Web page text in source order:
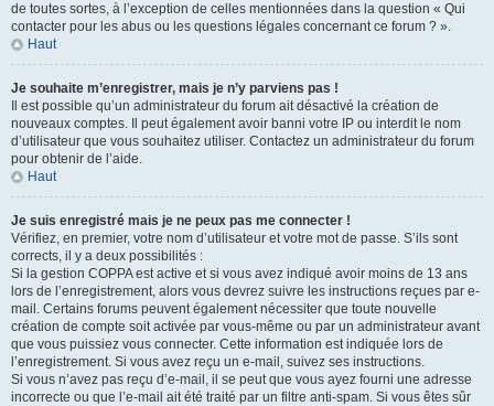
de toutes sortes, à l’exception de celles mentionnées dans la question « Qui
contacter pour les abus ou les questions légales concernant ce forum ? ».
Haut
Je souhaite m’enregistrer, mais je n’y parviens pas !
Il est possible qu’un administrateur du forum ait désactivé la création de
nouveaux comptes. Il peut également avoir banni votre IP ou interdit le nom
d’utilisateur que vous souhaitez utiliser. Contactez un administrateur du forum
pour obtenir de l’aide.
Haut
Je suis enregistré mais je ne peux pas me connecter !
Vérifiez, en premier, votre nom d’utilisateur et votre mot de passe. S’ils sont
corrects, il y a deux possibilités :
Si la gestion COPPA est active et si vous avez indiqué avoir moins de 13 ans
lors de l’enregistrement, alors vous devrez suivre les instructions reçues par e-
mail. Certains forums peuvent également nécessiter que toute nouvelle
création de compte soit activée par vous-même ou par un administrateur avant
que vous puissiez vous connecter. Cette information est indiquée lors de
l’enregistrement. Si vous avez reçu un e-mail, suivez ses instructions.
Si vous n’avez pas reçu d’e-mail, il se peut que vous ayez fourni une adresse
incorrecte ou que l’e-mail ait été traité par un filtre anti-spam. Si vous êtes sûr